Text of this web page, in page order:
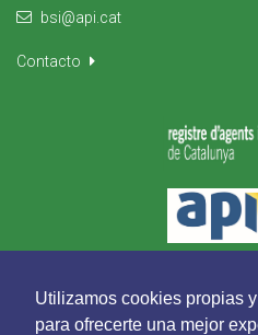
Utilizamos cookies propias
para ofrecerte una mejor
bsi@api.cat
Contacto